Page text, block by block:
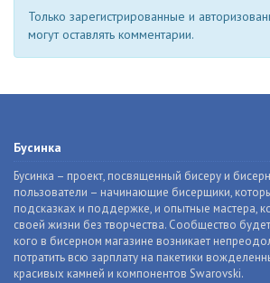
Только зарегистрированные и
могут оставлять комментарии.
Бусинка
Бусинка – проект, посвященный бисеру и
пользователи – начинающие бисерщики,
подсказках и поддержке, и опытные мастера,
своей жизни без творчества. Сообщество
кого в бисерном магазине возникает
потратить всю зарплату на пакетики
красивых камней и компонентов Swarovski.